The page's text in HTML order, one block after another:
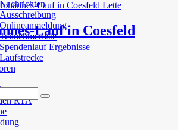
Nachrichten
Ausschreibung
Onlineanmeldung
Teilnehmerliste
Spendenlauf Ergebnisse
Laufstrecke
RTA
Lauf in Coesfeld